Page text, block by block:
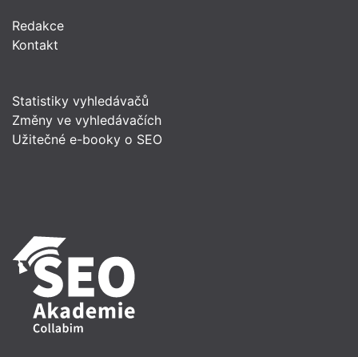
Redakce
Kontakt
Statistiky vyhledávačů
Změny ve vyhledávačích
Užitečné e-booky o SEO